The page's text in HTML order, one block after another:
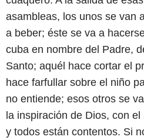
asambleas, los unos se van
a beber; éste se va a
cuba en nombre del Padre,
Santo; aquél hace cortar el
hace farfullar sobre el niño
no entiende; esos otros se
la inspiración de Dios, con
y todos están contentos. Si